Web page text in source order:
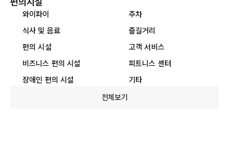
와이파이
주차
식사 및 음료
즐길거리
편의 시설
고객 서비스
비즈니스 편의 시설
피트니스 센터
장애인 편의 시설
기타
전체보기